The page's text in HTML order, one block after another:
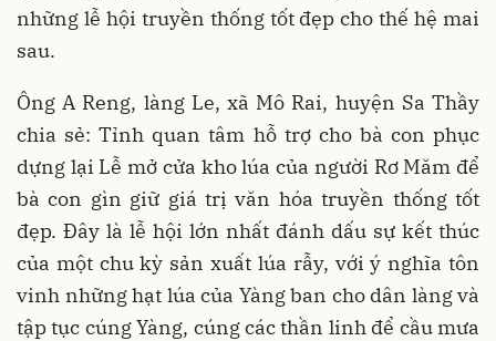
những lễ hội truyền thống tốt đẹp cho thế hệ mai
sau.
Ông A Reng, làng Le, xã Mô Rai, huyện Sa Thầy
chia sẻ: Tỉnh quan tâm hỗ trợ cho bà con phục
dựng lại Lễ mở cửa kho lúa của người Rơ Măm để
bà con gìn giữ giá trị văn hóa truyền thống tốt
đẹp. Đây là lễ hội lớn nhất đánh dấu sự kết thúc
của một chu kỳ sản xuất lúa rẫy, với ý nghĩa tôn
vinh những hạt lúa của Yàng ban cho dân làng và
tập tục cúng Yàng, cúng các thần linh để cầu mưa